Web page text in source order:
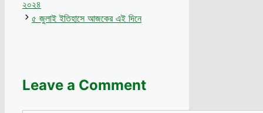
২০২৪
৫ জুলাই ইতিহাসে আজকের এই দিনে
Leave a Comment